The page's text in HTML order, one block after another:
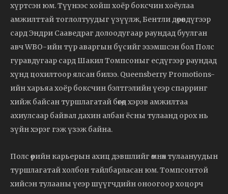
хүртсэн юм. Түүнээс хойш хоёр боксчин хоёулаа
амжилттай тоглолтуудыг үзүүлж, Бентли дөрөвдүгээр
сард Эндри Сааведраг долоодугаар раундад буулган
авч WBO-ийн түр аваргын бүсийг эзэмшсэн бол Полс
гуравдугаар сард Шакил Томпсоныг есдүгээр раундад
хүнд цохилтоор ялсан билээ. Queensberry Promotions-
ийн харьяа хоёр боксчин бэлтгэлийн үеэр спарринг
хийж байсан туршлагатай бөгөөд хэрэв амжилтаа
ахиулсаар байвал дахин албан ёсны тулаанд орох нь
зүйн хэрэг гэж үзэж байна.
Полс өөрийн карьерын ахиц дэвшлийг өмнөх тулаануудын
туршлагатай холбон тайлбарласан юм. Томпсонтой
хийсэн тулааны үеэр шүүгчдийн оноогоор хоцорч